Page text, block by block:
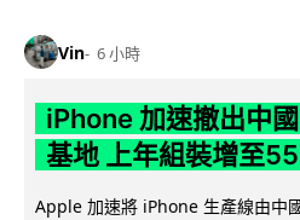
Vin 6 小時
iPhone 加速撤出中
基地 上年組裝增至
Apple 加速將 iPhone 生產線由中